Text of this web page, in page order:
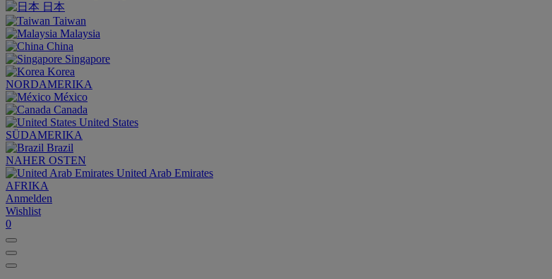
日本
Taiwan
Malaysia
China
Singapore
Korea
NORDAMERIKA
México
Canada
United States
SÜDAMERIKA
Brazil
NAHER OSTEN
United Arab Emirates
AFRIKA
Anmelden
Wishlist
0